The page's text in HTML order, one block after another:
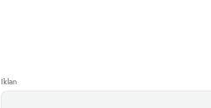
Iklan